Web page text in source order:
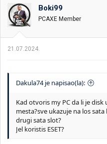
o
v
a
n
:
Boki99
PCAXE Member
21.07.2024.
Dakula74 je napisao(la):
Kad otvoris my PC da li je
mesta?sve ukazuje na los
drugi sata slot?
Jel koristis ESET?